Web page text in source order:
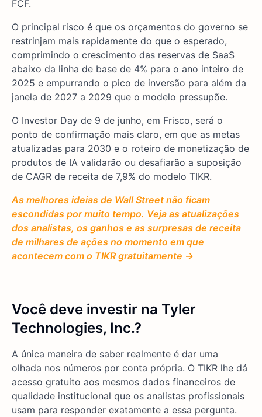
FCF.
O principal risco é que os orçamentos do governo se
restrinjam mais rapidamente do que o esperado,
comprimindo o crescimento das reservas de SaaS
abaixo da linha de base de 4% para o ano inteiro de
2025 e empurrando o pico de inversão para além da
janela de 2027 a 2029 que o modelo pressupõe.
O Investor Day de 9 de junho, em Frisco, será o
ponto de confirmação mais claro, em que as metas
atualizadas para 2030 e o roteiro de monetização de
produtos de IA validarão ou desafiarão a suposição
de CAGR de receita de 7,9% do modelo TIKR.
As melhores ideias de Wall Street não ficam
escondidas por muito tempo. Veja as atualizações
dos analistas, os ganhos e as surpresas de receita
de milhares de ações no momento em que
acontecem com o TIKR gratuitamente →
Você deve investir na Tyler
Technologies, Inc.?
A única maneira de saber realmente é dar uma
olhada nos números por conta própria. O TIKR lhe dá
acesso gratuito aos mesmos dados financeiros de
qualidade institucional que os analistas profissionais
usam para responder exatamente a essa pergunta.